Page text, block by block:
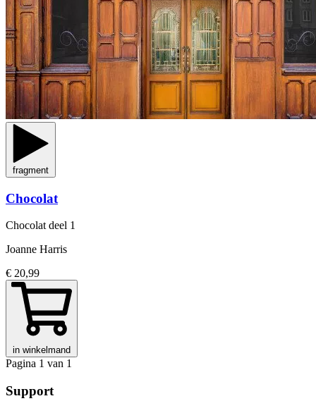
fragment
Chocolat
Chocolat deel 1
Joanne Harris
€ 20,99
in winkelmand
Pagina 1 van 1
Support